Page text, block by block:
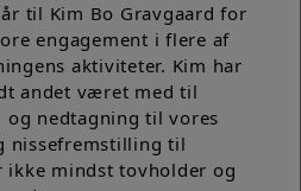
til Kim Bo Gravgaard for
engagement i flere af
aktiviteter. Kim har
andet været med til
nedtagning til vores
nissefremstilling til
mindst tovholder og